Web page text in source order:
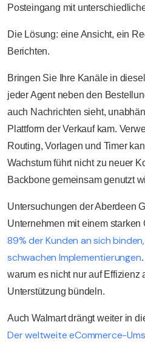
Posteingang mit
Die Lösung: eine Ansicht, ein
Berichten.
Bringen Sie Ihre Kanäle in
jeder Agent neben den
auch Nachrichten sieht,
Plattform der Verkauf kam.
Routing, Vorlagen und Timer
Wachstum führt nicht zu neuer
Backbone gemeinsam genutzt
Untersuchungen der Aberdeen
Unternehmen mit einem
89% der Kunden an sich
schwachen Implementierungen
warum es nicht nur auf Effizienz
Unterstützung bündeln.
Auch Walmart drängt weiter in
Der weltweite eCommerce-